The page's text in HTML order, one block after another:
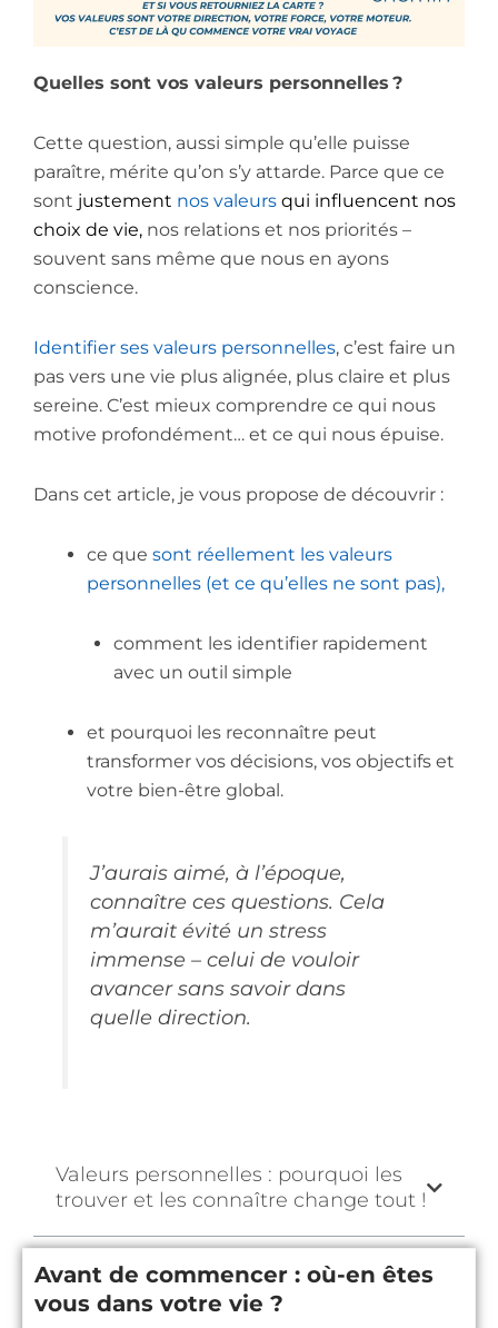
Quelles sont vos valeurs personnelles ?
Cette question, aussi simple qu’elle puisse
paraître, mérite qu’on s’y attarde. Parce que ce
sont justement nos valeurs qui influencent nos
choix de vie, nos relations et nos priorités –
souvent sans même que nous en ayons
conscience.
Identifier ses valeurs personnelles, c’est faire un
pas vers une vie plus alignée, plus claire et plus
sereine. C’est mieux comprendre ce qui nous
motive profondément… et ce qui nous épuise.
Dans cet article, je vous propose de découvrir :
ce que sont réellement les valeurs
personnelles (et ce qu’elles ne sont pas),
comment les identifier rapidement
avec un outil simple
et pourquoi les reconnaître peut
transformer vos décisions, vos objectifs et
votre bien-être global.
J’aurais aimé, à l’époque,
connaître ces questions. Cela
m’aurait évité un stress
immense – celui de vouloir
avancer sans savoir dans
quelle direction.
Valeurs personnelles : pourquoi les
trouver et les connaître change tout !
Avant de commencer : où-en êtes
vous dans votre vie ?